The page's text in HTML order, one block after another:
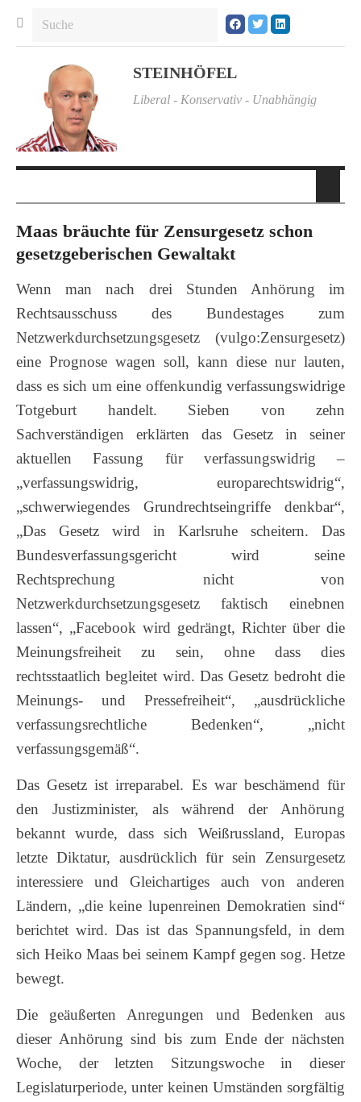
STEINHÖFEL
Liberal - Konservativ - Unabhängig
Maas bräuchte für Zensurgesetz schon
gesetzgeberischen Gewaltakt
Wenn man nach drei Stunden Anhörung im
Rechtsausschuss des Bundestages zum
Netzwerkdurchsetzungsgesetz (vulgo:Zensurgesetz)
eine Prognose wagen soll, kann diese nur lauten,
dass es sich um eine offenkundig verfassungswidrige
Totgeburt handelt. Sieben von zehn
Sachverständigen erklärten das Gesetz in seiner
aktuellen Fassung für verfassungswidrig –
„verfassungswidrig, europarechtswidrig“,
„schwerwiegendes Grundrechtseingriffe denkbar“,
„Das Gesetz wird in Karlsruhe scheitern. Das
Bundesverfassungsgericht wird seine
Rechtsprechung nicht von
Netzwerkdurchsetzungsgesetz faktisch einebnen
lassen“, „Facebook wird gedrängt, Richter über die
Meinungsfreiheit zu sein, ohne dass dies
rechtsstaatlich begleitet wird. Das Gesetz bedroht die
Meinungs- und Pressefreiheit“, „ausdrückliche
verfassungsrechtliche Bedenken“, „nicht
verfassungsgemäß“.
Das Gesetz ist irreparabel. Es war beschämend für
den Justizminister, als während der Anhörung
bekannt wurde, dass sich Weißrussland, Europas
letzte Diktatur, ausdrücklich für sein Zensurgesetz
interessiere und Gleichartiges auch von anderen
Ländern, „die keine lupenreinen Demokratien sind“
berichtet wird. Das ist das Spannungsfeld, in dem
sich Heiko Maas bei seinem Kampf gegen sog. Hetze
bewegt.
Die geäußerten Anregungen und Bedenken aus
dieser Anhörung sind bis zum Ende der nächsten
Woche, der letzten Sitzungswoche in dieser
Legislaturperiode, unter keinen Umständen sorgfältig